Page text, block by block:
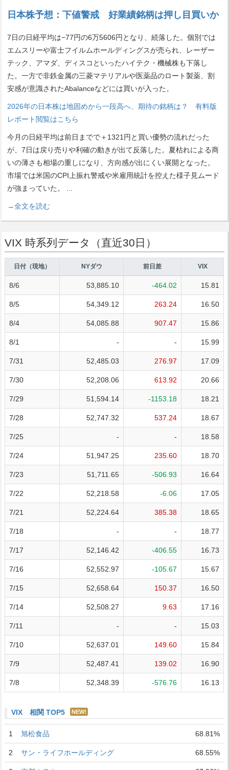
日本株予想：下値警戒 好業績銘柄は押し目買いか
7日の日経平均は−77円の6万5606円となり、続落した。個別では
エムスリーや富士フイルムホールディングスが売られ、レーザー
テック、アマダ、ディスコといったハイテク・機械株も下落し
た。一方で非鉄金属の三菱マテリアルや医薬品のロート製薬、割
安感が意識されたAbalanceなどには買いが入った。
2026年の日本株は地固めから一段高へ、期待の銘柄は？ 有料版
レポート閲覧はこちら
今月の日経平均は前日までで＋1321円と買い優勢の流れだった
が、7日は戻り売りや利確の動きが出て反落した。夏枯れによる商
いの薄さも相場の重しになり、方向感が出にくい展開となった。
市場では米国のCPI上振れ警戒や米雇用統計を控えた様子見ムード
が強まっていた。
→全文を読む
VIX 時系列データ（直近30日）
日付（現地） NYダウ 前日差 VIX
8/6 53,885.10 -464.02 15.81
8/5 54,349.12 263.24 16.50
8/4 54,085.88 907.47 15.86
8/1 - - 15.99
7/31 52,485.03 276.97 17.09
7/30 52,208.06 613.92 20.66
7/29 51,594.14 -1153.18 18.21
7/28 52,747.32 537.24 18.67
7/25 - - 18.58
7/24 51,947.25 235.60 18.70
7/23 51,711.65 -506.93 16.64
7/22 52,218.58 -6.06 17.05
7/21 52,224.64 385.38 18.65
7/18 - - 18.77
7/17 52,146.42 -406.55 16.73
7/16 52,552.97 -105.67 15.67
7/15 52,658.64 150.37 16.50
7/14 52,508.27 9.63 17.16
7/11 - - 15.03
7/10 52,637.01 149.60 15.84
7/9 52,487.41 139.02 16.90
7/8 52,348.39 -576.76 16.13
VIX 相関 TOP5 NEW!
1 旭松食品 68.81%
2 サン・ライフホールディング 68.55%